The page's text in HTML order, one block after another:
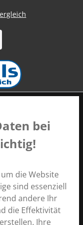
bei
die Website
sind essenziell
andere Ihr
die Effektivität
Ihre